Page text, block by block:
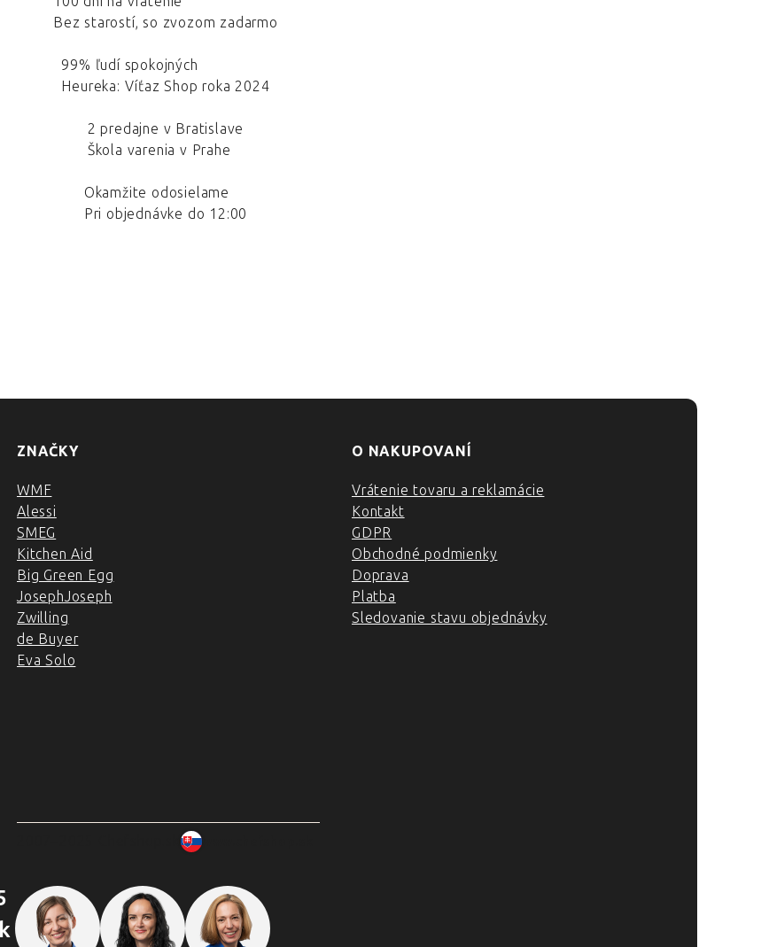
Bez starostí, so zvozom zadarmo
99% ľudí spokojných
Heureka: Víťaz Shop roka 2024
2 predajne v Bratislave
Škola varenia v Prahe
Okamžite odosielame
Pri objednávke do 12:00
ZNAČKY
WMF
Alessi
SMEG
Kitchen Aid
Big Green Egg
JosephJoseph
Zwilling
de Buyer
Eva Solo
O NAKUPOVANÍ
Vrátenie tovaru a reklamácie
Kontakt
GDPR
Obchodné podmienky
Doprava
Platba
Sledovanie stavu objednávky
www.chefshop.sk